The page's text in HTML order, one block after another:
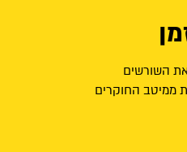
השורשים
ממיטב החוקרים